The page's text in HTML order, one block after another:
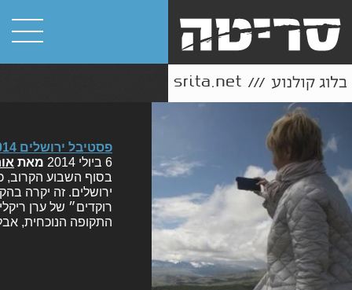
פסטיבל ירושלים 2014: המלצות ואזהרות על סרטים שכבר ראינו
6 ביולי 2014
מאת
ירושלים. זה יקרה
רוקדים״ של ערן
התקופה הנוכחית,